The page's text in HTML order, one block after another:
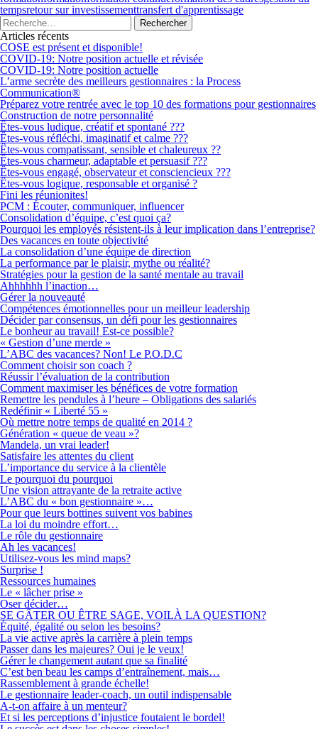
tempsretour sur investissementtransfert d'apprentissage
Articles récents
COSE est présent et disponible!
COVID-19: Notre position actuelle et révisée
COVID-19: Notre position actuelle
L’arme secrète des meilleurs gestionnaires : la Process
Communication®
Préparez votre rentrée avec le top 10 des formations pour gestionnaires
Construction de notre personnalité
Êtes-vous ludique, créatif et spontané ???
Êtes-vous réfléchi, imaginatif et calme ???
Êtes-vous compatissant, sensible et chaleureux ??
Êtes-vous charmeur, adaptable et persuasif ???
Êtes-vous engagé, observateur et consciencieux ???
Êtes-vous logique, responsable et organisé ?
Fini les réunionites!
PCM : Écouter, communiquer, influencer
Consolidation d’équipe, c’est quoi ça?
Pourquoi les employés résistent-ils à leur implication dans l’entreprise?
Des vacances en toute objectivité
La consolidation d’une équipe de direction
La performance par le plaisir, mythe ou réalité?
Stratégies pour la gestion de la santé mentale au travail
Ahhhhhh l’inaction…
Gérer la nouveauté
Compétences émotionnelles pour un meilleur leadership
Décider par consensus, un défi pour les gestionnaires
Le bonheur au travail! Est-ce possible?
« Gestion d’une merde »
L’ABC des vacances? Non! Le P.O.D.C
Comment choisir son coach ?
Réussir l’évaluation de la contribution
Comment maximiser les bénéfices de votre formation
Remettre les pendules à l’heure – Obligations des salariés
Redéfinir « Liberté 55 »
Où mettre notre temps de qualité en 2014 ?
Génération « queue de veau »?
Mandela, un vrai leader!
Satisfaire les attentes du client
L’importance du service à la clientèle
Le pourquoi du pourquoi
Une vision attrayante de la retraite active
L’ABC du « bon gestionnaire »…
Pour que leurs bottines suivent vos babines
La loi du moindre effort…
Le rôle du gestionnaire
Ah les vacances!
Utilisez-vous les mind maps?
Surprise !
Ressources humaines
Le « lâcher prise »
Oser décider…
SE GÂTER OU ÊTRE SAGE, VOILÀ LA QUESTION?
Équité, égalité ou selon les besoins?
La vie active après la carrière à plein temps
Passer dans les majeures? Oui je le veux!
Gérer le changement autant que sa finalité
C’est ben beau les camps d’entraînement, mais…
Rassemblement à grande échelle!
Le gestionnaire leader-coach, un outil indispensable
A-t-on affaire à un menteur?
Et si les perceptions d’injustice foutaient le bordel!